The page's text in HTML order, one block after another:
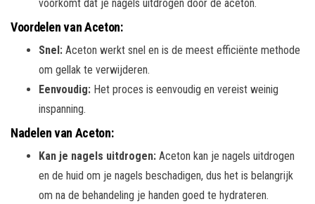
voorkomt dat je nagels uitdrogen door de aceton.
Voordelen van Aceton:
Snel: Aceton werkt snel en is de meest efficiënte methode
om gellak te verwijderen.
Eenvoudig: Het proces is eenvoudig en vereist weinig
inspanning.
Nadelen van Aceton:
Kan je nagels uitdrogen: Aceton kan je nagels uitdrogen
en de huid om je nagels beschadigen, dus het is belangrijk
om na de behandeling je handen goed te hydrateren.